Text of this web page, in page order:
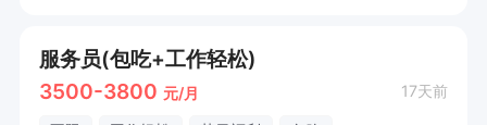
服务员(包吃+工作轻松)
3500-3800 元/月 17天前